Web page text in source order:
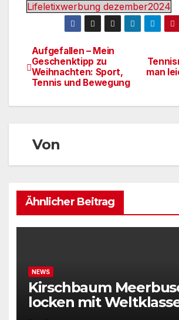
Lifeletixwerbung dezember2024
man
Aufgefallen – Mein
Geschenktipp zu
Weihnachten: Sport,
Tennis und Bewegung
Von
Ähnlicher Beitrag
NEWS
Kirschbaum
locken mit